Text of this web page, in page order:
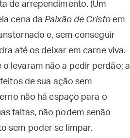
de arrependimento. (Um
cena daPaixão de Cristoem
e, sem conseguir
até os deixar em carne viva.
levaram não a pedir perdão; a
de sua ação sem
não há espaço para o
faltas, não podem senão
sem poder se limpar.